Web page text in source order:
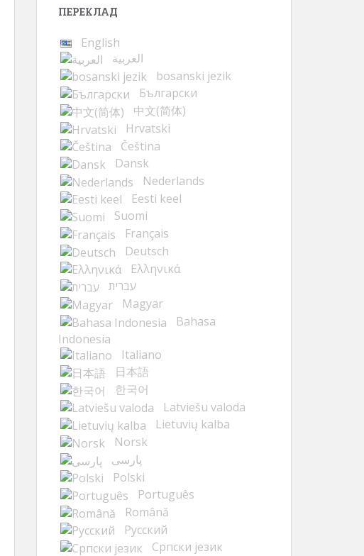
ПЕРЕКЛАД
English
العربية
bosanski jezik
Български
中文(简体)
Hrvatski
Čeština
Dansk
Nederlands
Eesti keel
Suomi
Français
Deutsch
Ελληνικά
עברית
Magyar
Bahasa
Indonesia
Italiano
日本語
한국어
Latviešu valoda
Lietuvių kalba
Norsk
پارسی
Polski
Português
Română
Русский
Cрпски језик